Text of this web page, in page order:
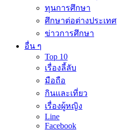
ทุนการศึกษา
ศึกษาต่อต่างประเทศ
ข่าวการศึกษา
อื่น ๆ
Top 10
เรื่องลี้ลับ
มือถือ
กินและเที่ยว
เรื่องผู้หญิง
Line
Facebook